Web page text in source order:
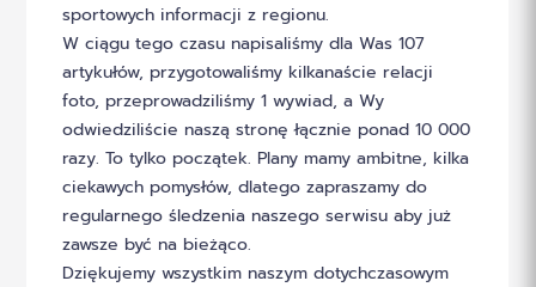
sportowych informacji z regionu.
W ciągu tego czasu napisaliśmy dla Was 107
artykułów, przygotowaliśmy kilkanaście relacji
foto, przeprowadziliśmy 1 wywiad, a Wy
odwiedziliście naszą stronę łącznie ponad 10 000
razy. To tylko początek. Plany mamy ambitne, kilka
ciekawych pomysłów, dlatego zapraszamy do
regularnego śledzenia naszego serwisu aby już
zawsze być na bieżąco.
Dziękujemy wszystkim naszym dotychczasowym